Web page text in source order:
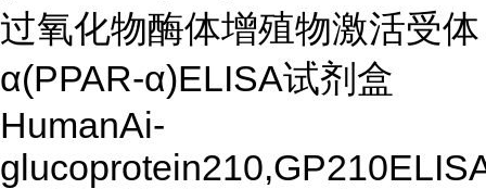
过氧化物酶体增殖物激活受体
α(PPAR-α)ELISA试剂盒
HumanAi-